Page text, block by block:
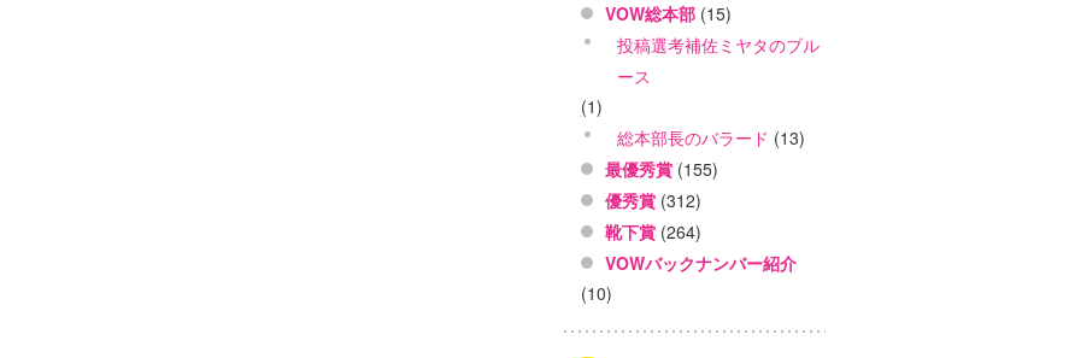
VOW総本部 (15)
投稿選考補佐ミヤタのブル
ース
(1)
総本部長のバラード (13)
最優秀賞 (155)
優秀賞 (312)
靴下賞 (264)
VOWバックナンバー紹介
(10)